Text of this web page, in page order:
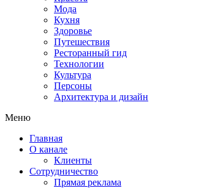
Мода
Кухня
Здоровье
Путешествия
Ресторанный гид
Технологии
Культура
Персоны
Архитектура и дизайн
Меню
Главная
О канале
Клиенты
Сотрудничество
Прямая реклама